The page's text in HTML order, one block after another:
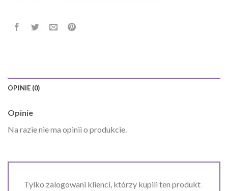
OPINIE (0)
Opinie
Na razie nie ma opinii o produkcie.
Tylko zalogowani klienci, którzy kupili ten produkt